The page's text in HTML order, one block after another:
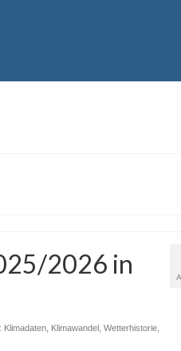
2026 in
Klimadaten, Klimawandel, Wetterhistorie,